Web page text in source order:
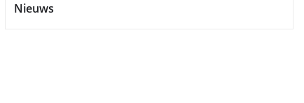
Nieuws